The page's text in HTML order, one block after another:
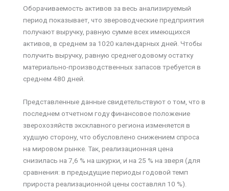
Оборачиваемость активов за весь анализируемый
период показывает, что звероводческие предприятия
получают выручку, равную сумме всех имеющихся
активов, в среднем за 1020 календарных дней. Чтобы
получить выручку, равную среднегодовому остатку
материально-производственных запасов требуется в
среднем 480 дней.
Представленные данные свидетельствуют о том, что в
последнем отчетном году финансовое положение
зверохозяйств эксклавного региона изменяется в
худшую сторону, что обусловлено снижением спроса
на мировом рынке. Так, реализационная цена
снизилась на 7,6 % на шкурки, и на 25 % на зверя (для
сравнения: в предыдущие периоды годовой темп
прироста реализационной цены составлял 10 %).